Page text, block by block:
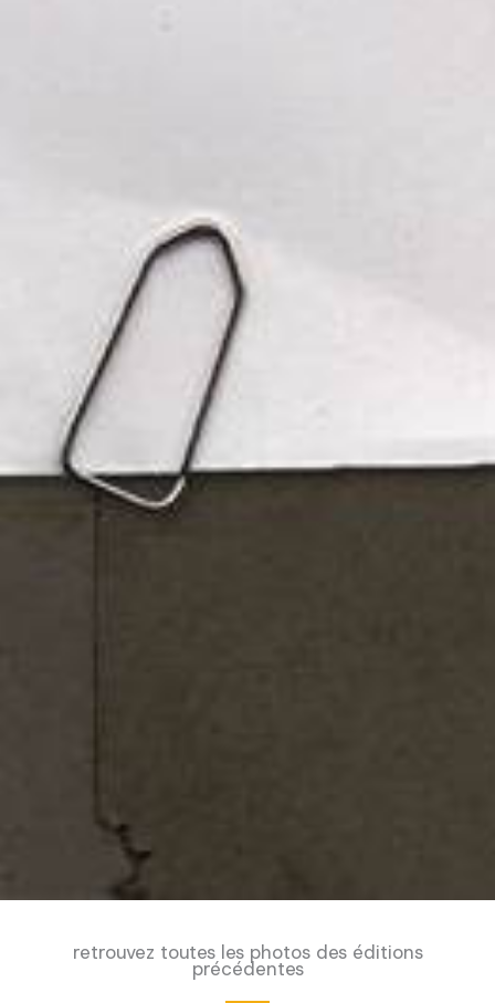
retrouvez toutes les photos des éditions
précédentes